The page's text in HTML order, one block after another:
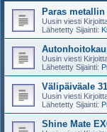
Paras
Uusin viesti
Lähetetty Sijainti:
Uusin viesti
Lähetetty Sijainti:
Välipäiväale
Uusin viesti
Lähetetty Sijainti:
Shine Mate